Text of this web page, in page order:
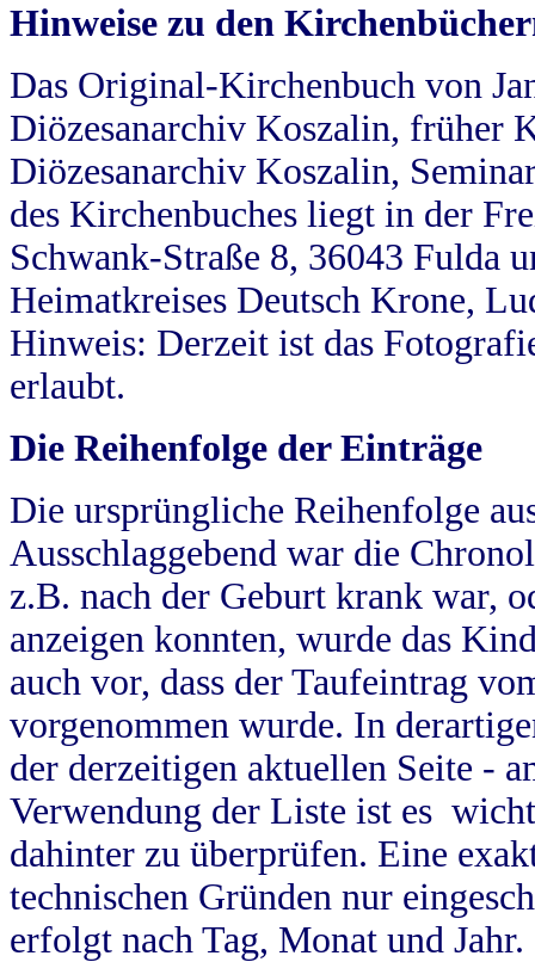
Hinweise zu den
Das Original-Kirchenbuch von
Diözesanarchiv Koszalin, früher
Diözesanarchiv Koszalin,
des Kirchenbuches liegt in der
Schwank-Straße 8, 36043 Fulda
Heimatkreises Deutsch Krone,
Hinweis: Derzeit ist das
erlaubt.
Die Reihenfolge der Einträge
Die ursprüngliche Reihenfolge
Ausschlaggebend war die
z.B. nach der Geburt krank war,
anzeigen konnten, wurde das
auch vor, dass der Taufeintrag
vorgenommen wurde. In
der derzeitigen aktuellen Seite -
Verwendung der Liste ist es
dahinter zu überprüfen. Eine
technischen Gründen nur
erfolgt nach Tag, Monat und Jahr.